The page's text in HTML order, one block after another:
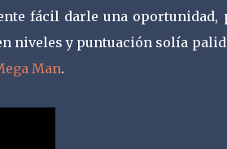
fácil darle una oportunidad,
niveles y puntuación solía
Man.